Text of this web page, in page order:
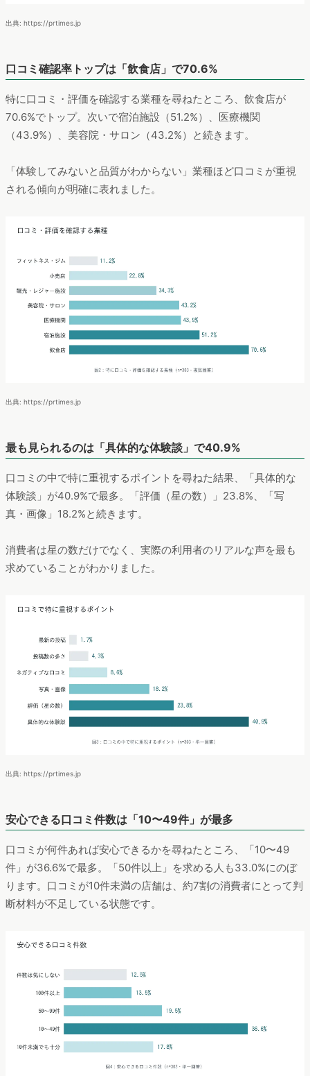
出典: https://prtimes.jp
口コミ確認率トップは「飲食店」で70.6%
特に口コミ・評価を確認する業種を尋ねたところ、飲食店が
70.6%でトップ。次いで宿泊施設（51.2%）、医療機関
（43.9%）、美容院・サロン（43.2%）と続きます。
「体験してみないと品質がわからない」業種ほど口コミが重視
される傾向が明確に表れました。
出典: https://prtimes.jp
最も見られるのは「具体的な体験談」で40.9%
口コミの中で特に重視するポイントを尋ねた結果、「具体的な
体験談」が40.9%で最多。「評価（星の数）」23.8%、「写
真・画像」18.2%と続きます。
消費者は星の数だけでなく、実際の利用者のリアルな声を最も
求めていることがわかりました。
出典: https://prtimes.jp
安心できる口コミ件数は「10〜49件」が最多
口コミが何件あれば安心できるかを尋ねたところ、「10〜49
件」が36.6%で最多。「50件以上」を求める人も33.0%にのぼ
ります。口コミが10件未満の店舗は、約7割の消費者にとって判
断材料が不足している状態です。